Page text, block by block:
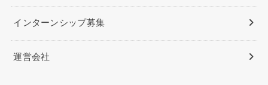
インターンシップ募集
運営会社